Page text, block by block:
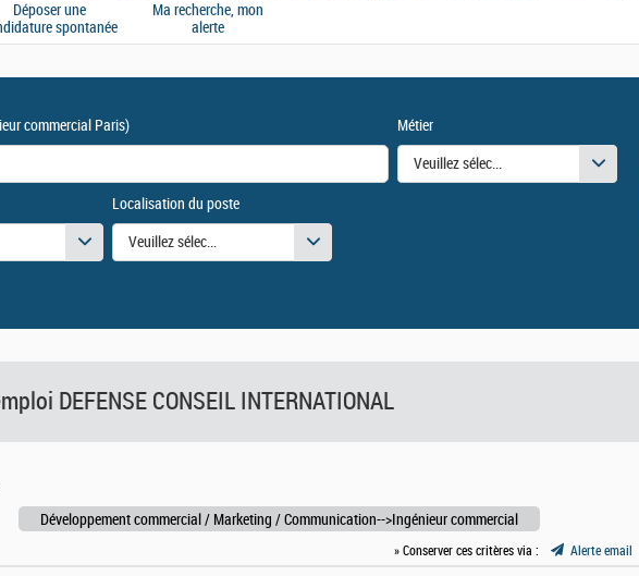
Déposer une
spontanée
Ma recherche, mon
alerte
commercial Paris) Métier
Veuillez sélectionner une ou des valeurs
une ou des valeurs
Localisation du poste
Veuillez sélectionner une ou des valeurs
DEFENSE CONSEIL INTERNATIONAL
Développement commercial / Marketing / Communication-->Ingénieur commercial
» Conserver ces critères via : Alerte email